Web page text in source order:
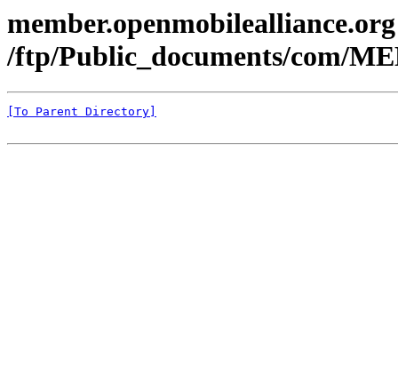
/ftp/Public_documents/com/
[To Parent Directory]